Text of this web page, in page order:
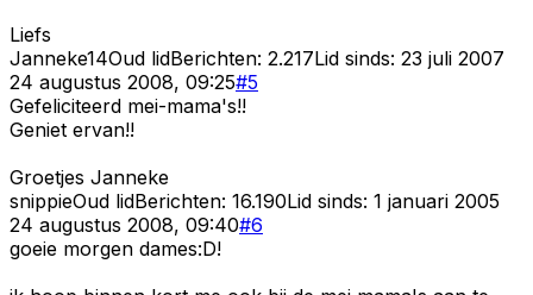
Liefs
Janneke14Oud lidBerichten: 2.217Lid sinds: 23 juli 2007
24 augustus 2008, 09:25#5
Gefeliciteerd mei-mama's!!
Geniet ervan!!
Groetjes Janneke
snippieOud lidBerichten: 16.190Lid sinds: 1 januari 2005
24 augustus 2008, 09:40#6
goeie morgen dames:D!